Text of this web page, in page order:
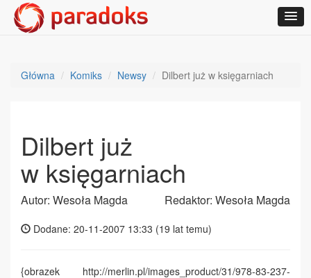
Główna Komiks Newsy Dilbert już w księgarniach
Dilbert już
w księgarniach
Autor: Wesoła Magda Redaktor: Wesoła Magda
Dodane: 20-11-2007 13:33 (19 lat temu)
{obrazek http://merlin.pl/images_product/31/978-83-237-